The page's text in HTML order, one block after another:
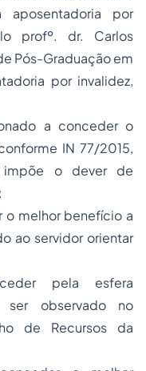
por
profº. dr. Carlos
Pós-Graduação em
por invalidez,
a conceder o
IN 77/2015,
o dever de
o melhor benefício a
ao servidor orientar
pela esfera
ser observado no
de Recursos da